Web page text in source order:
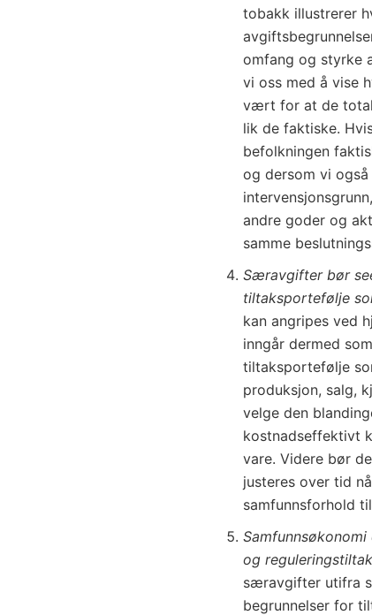
tobakk illustrerer
omfang og styrke
vi oss med å vise
vært for at de
lik de faktiske.
befolkningen
og dersom vi
andre goder og
samme
Særavgifter bør
tiltaksportefølje
kan angripes ved
inngår dermed
tiltaksportefølje
produksjon, salg,
velge den
kostnadseffektivt
vare. Videre bør
justeres over tid
samfunnsforhold
og
særavgifter utifra
begrunnelser for